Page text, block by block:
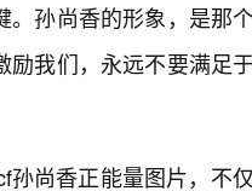
。孙尚香的形象，是那
励我们，永远不要满足
孙尚香正能量图片，不